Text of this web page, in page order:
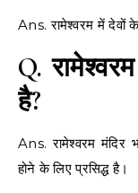
Ans. रामेश्वरम में देवों
Q.
है?
Ans. रामेश्वरम मंदिर
होने के लिए प्रसिद्ध है।